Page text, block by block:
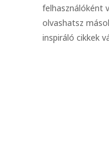
felhasználóként
olvashatsz
inspiráló cikkek